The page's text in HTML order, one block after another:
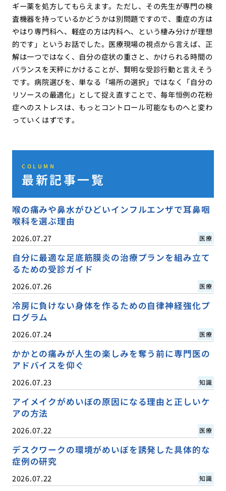
ギー薬を処方してもらえます。ただし、その先生が専門の検
査機器を持っているかどうかは別問題ですので、重症の方は
やはり専門科へ、軽症の方は内科へ、という棲み分けが理想
的です」というお話でした。医療現場の視点から言えば、正
解は一つではなく、自分の症状の重さと、かけられる時間の
バランスを天秤にかけることが、賢明な受診行動と言えそう
です。病院選びを、単なる「場所の選択」ではなく「自分の
リソースの最適化」として捉え直すことで、毎年恒例の花粉
症へのストレスは、もっとコントロール可能なものへと変わ
っていくはずです。
COLUMN
最新記事一覧
喉の痛みや鼻水がひどいインフルエンザで耳鼻咽
喉科を選ぶ理由
2026.07.27 医療
自分に最適な足底筋膜炎の治療プランを組み立て
るための受診ガイド
2026.07.26 医療
冷房に負けない身体を作るための自律神経強化プ
ログラム
2026.07.24 医療
かかとの痛みが人生の楽しみを奪う前に専門医の
アドバイスを仰ぐ
2026.07.23 知識
アイメイクがめいぼの原因になる理由と正しいケ
アの方法
2026.07.22 医療
デスクワークの環境がめいぼを誘発した具体的な
症例の研究
2026.07.22 知識